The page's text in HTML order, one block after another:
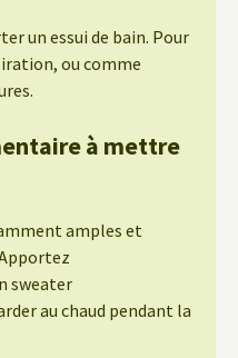
un essui de bain. Pour
ou comme
à mettre
amples et
sweater
au chaud pendant la